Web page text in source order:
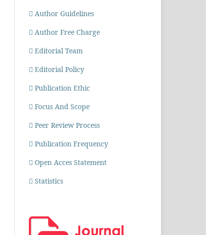
Author Guidelines
Author Free Charge
Editorial Team
Editorial Policy
Publication Ethic
Focus And Scope
Peer Review Process
Publication Frequency
Open Acces Statement
Statistics